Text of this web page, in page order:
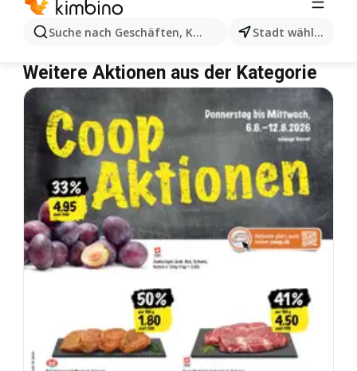
Suche nach Geschäften, Kategorien, Produkten...
Stadt wählen
Hacken im Angebot – Wo einkaufen?
DennerHacken CoopHacken
Weitere Aktionen aus der Kategorie